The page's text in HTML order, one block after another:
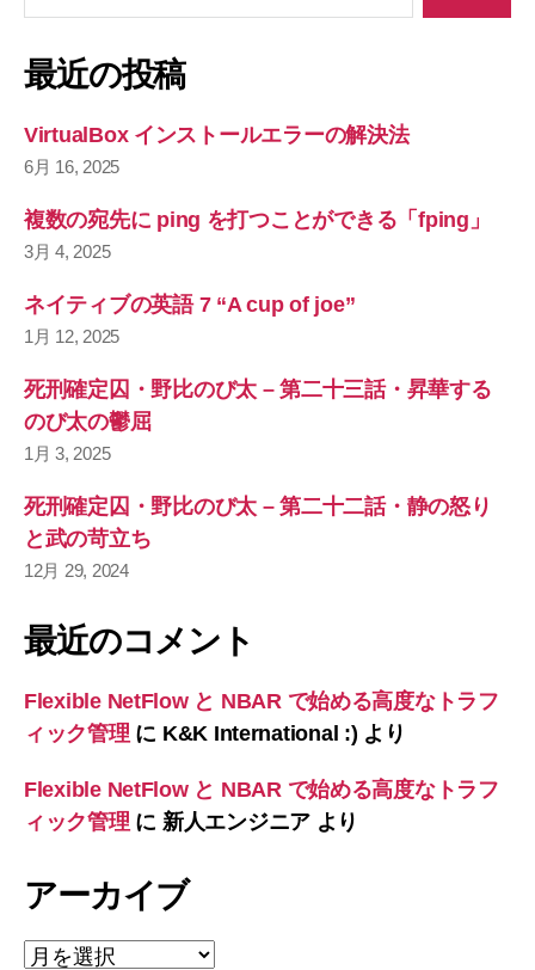
象
最近の投稿
VirtualBox インストールエラーの解決法
6月 16, 2025
複数の宛先に ping を打つことができる「fping」
3月 4, 2025
ネイティブの英語 7 “A cup of joe”
1月 12, 2025
死刑確定囚・野比のび太 – 第二十三話・昇華する
のび太の鬱屈
1月 3, 2025
死刑確定囚・野比のび太 – 第二十二話・静の怒り
と武の苛立ち
12月 29, 2024
最近のコメント
Flexible NetFlow と NBAR で始める高度なトラフ
ィック管理 に K&K International :) より
Flexible NetFlow と NBAR で始める高度なトラフ
ィック管理 に 新人エンジニアより
アーカイブ
ア